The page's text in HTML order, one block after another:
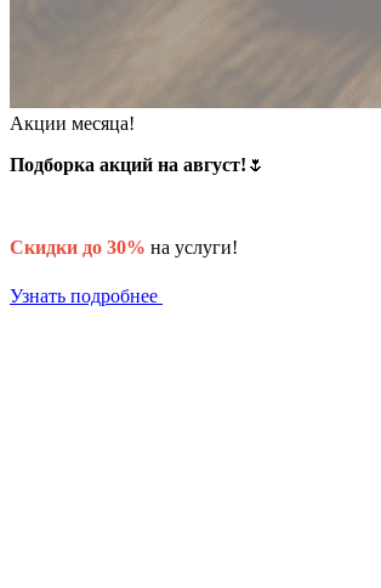
Акции месяца!
Подборка акций на август! 🌷
Скидки до 30% на услуги!
Узнать подробнее